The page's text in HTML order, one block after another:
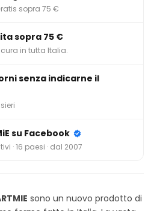
sopra 75 €
sopra 75 €
in tutta Italia.
senza indicarne il
su Facebook
· 16 paesi · dal 2007
sono un nuovo prodotto di